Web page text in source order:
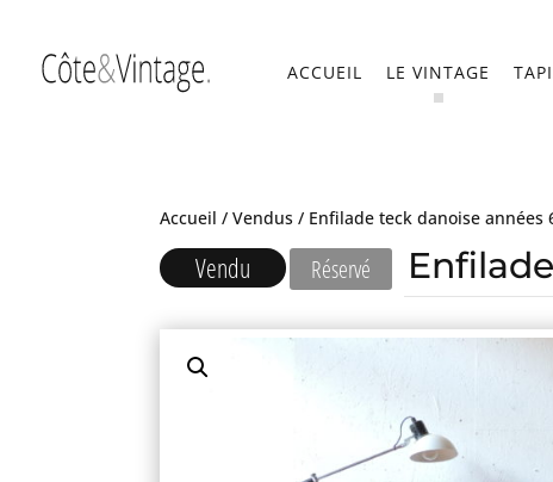
ACCUEIL LE VINTAGE
Accueil /Vendus / Enfilade teck danoise années
Vendu Réservé